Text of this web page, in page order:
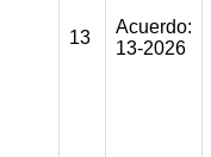
13
Acuerdo:
13-2026